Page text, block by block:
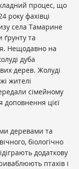
процес, що
року фахівці
села Тамарине
ґрунту та
Нещодавно на
дуба
дерев. Жолуді
жителі
сімейному
доповнення цієї
деревами та
біологічно
додаткову
птахів і